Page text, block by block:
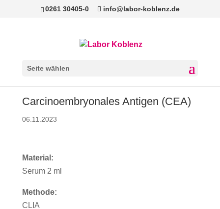
0261 30405-0 info@labor-koblenz.de
Seite wählen
Carcinoembryonales Antigen (CEA)
06.11.2023
Material:
Serum 2 ml
Methode:
CLIA